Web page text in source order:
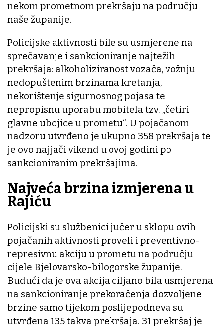
nekom prometnom prekršaju na području
naše županije.
Policijske aktivnosti bile su usmjerene na
sprečavanje i sankcioniranje najtežih
prekršaja: alkoholiziranost vozača, vožnju
nedopuštenim brzinama kretanja,
nekorištenje sigurnosnog pojasa te
nepropisnu uporabu mobitela tzv. „četiri
glavne ubojice u prometu“. U pojačanom
nadzoru utvrđeno je ukupno 358 prekršaja te
je ovo najjači vikend u ovoj godini po
sankcioniranim prekršajima.
Najveća brzina izmjerena u
Rajiću
Policijski su službenici jučer u sklopu ovih
pojačanih aktivnosti proveli i preventivno-
represivnu akciju u prometu na području
cijele Bjelovarsko-bilogorske županije.
Budući da je ova akcija ciljano bila usmjerena
na sankcioniranje prekoračenja dozvoljene
brzine samo tijekom poslijepodneva su
utvrđena 135 takva prekršaja. 31 prekršaj je